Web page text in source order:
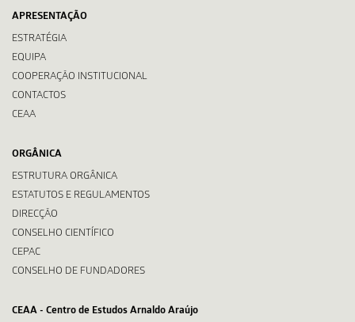
APRESENTAÇÃO
ESTRATÉGIA
EQUIPA
COOPERAÇÃO INSTITUCIONAL
CONTACTOS
CEAA
ORGÂNICA
ESTRUTURA ORGÂNICA
ESTATUTOS E REGULAMENTOS
DIRECÇÃO
CONSELHO CIENTÍFICO
CEPAC
CONSELHO DE FUNDADORES
CEAA - Centro de Estudos Arnaldo Araújo